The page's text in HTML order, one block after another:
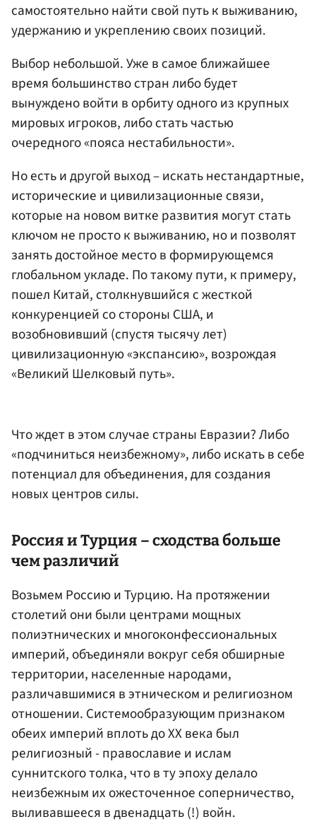
самостоятельно найти свой путь к выживанию,
удержанию и укреплению своих позиций.
Выбор небольшой. Уже в самое ближайшее
время большинство стран либо будет
вынуждено войти в орбиту одного из крупных
мировых игроков, либо стать частью
очередного «пояса нестабильности».
Но есть и другой выход – искать нестандартные,
исторические и цивилизационные связи,
которые на новом витке развития могут стать
ключом не просто к выживанию, но и позволят
занять достойное место в формирующемся
глобальном укладе. По такому пути, к примеру,
пошел Китай, столкнувшийся с жесткой
конкуренцией со стороны США, и
возобновивший (спустя тысячу лет)
цивилизационную «экспансию», возрождая
«Великий Шелковый путь».
Что ждет в этом случае страны Евразии? Либо
«подчиниться неизбежному», либо искать в себе
потенциал для объединения, для создания
новых центров силы.
Россия и Турция – сходства больше
чем различий
Возьмем Россию и Турцию. На протяжении
столетий они были центрами мощных
полиэтнических и многоконфессиональных
империй, объединяли вокруг себя обширные
территории, населенные народами,
различавшимися в этническом и религиозном
отношении. Системообразующим признаком
обеих империй вплоть до ХХ века был
религиозный - православие и ислам
суннитского толка, что в ту эпоху делало
неизбежным их ожесточенное соперничество,
выливавшееся в двенадцать (!) войн.